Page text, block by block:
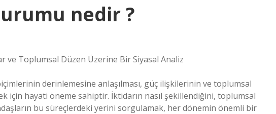
nedir ?
ve Toplumsal Düzen Üzerine Bir Siyasal Analiz
derinlemesine anlaşılması, güç ilişkilerinin ve toplumsal
için hayati öneme sahiptir. İktidarın nasıl şekillendiğini, toplumsal
bu süreçlerdeki yerini sorgulamak, her dönemin önemli bir